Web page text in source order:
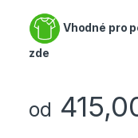
Vhodné pro
zde
od